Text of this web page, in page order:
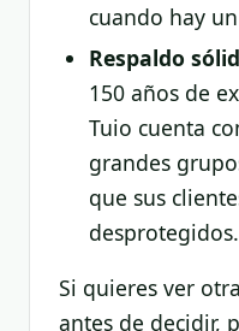
cuando hay
Respaldo
150 años de
Tuio cuenta
grandes
que sus
desprotegidos.
Si quieres ver
antes de decidir,